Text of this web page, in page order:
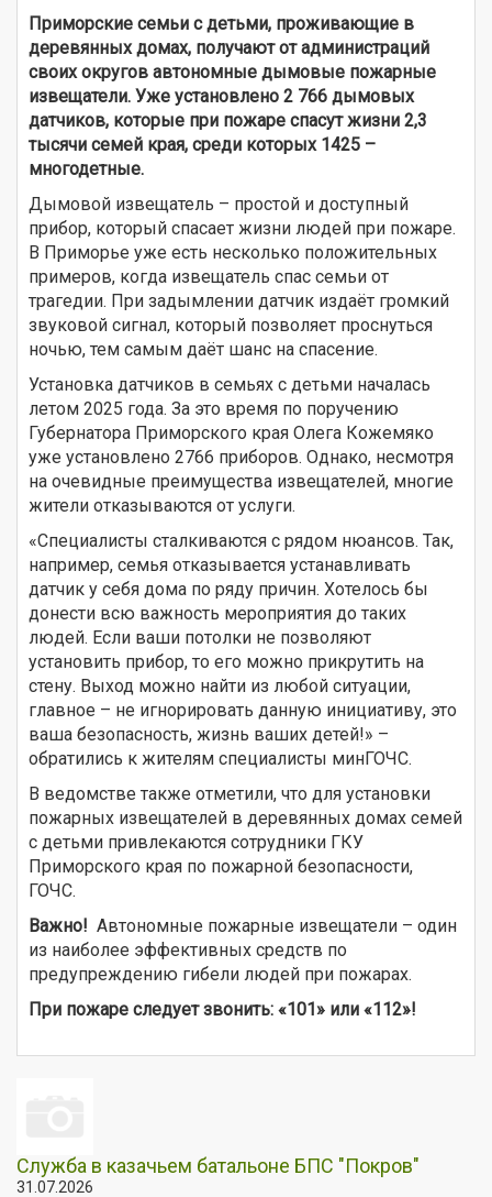
Приморские семьи с детьми, проживающие в
деревянных домах, получают от администраций
своих округов автономные дымовые пожарные
извещатели. Уже установлено 2 766 дымовых
датчиков, которые при пожаре спасут жизни 2,3
тысячи семей края, среди которых 1425 –
многодетные.
Дымовой извещатель – простой и доступный
прибор, который спасает жизни людей при пожаре.
В Приморье уже есть несколько положительных
примеров, когда извещатель спас семьи от
трагедии. При задымлении датчик издаёт громкий
звуковой сигнал, который позволяет проснуться
ночью, тем самым даёт шанс на спасение.
Установка датчиков в семьях с детьми началась
летом 2025 года. За это время по поручению
Губернатора Приморского края Олега Кожемяко
уже установлено 2766 приборов. Однако, несмотря
на очевидные преимущества извещателей, многие
жители отказываются от услуги.
«Специалисты сталкиваются с рядом нюансов. Так,
например, семья отказывается устанавливать
датчик у себя дома по ряду причин. Хотелось бы
донести всю важность мероприятия до таких
людей. Если ваши потолки не позволяют
установить прибор, то его можно прикрутить на
стену. Выход можно найти из любой ситуации,
главное – не игнорировать данную инициативу, это
ваша безопасность, жизнь ваших детей!» –
обратились к жителям специалисты минГОЧС.
В ведомстве также отметили, что для установки
пожарных извещателей в деревянных домах семей
с детьми привлекаются сотрудники ГКУ
Приморского края по пожарной безопасности,
ГОЧС.
Важно! Автономные пожарные извещатели – один
из наиболее эффективных средств по
предупреждению гибели людей при пожарах.
При пожаре следует звонить: «101» или «112»!
Служба в казачьем батальоне БПС "Покров"
31.07.2026